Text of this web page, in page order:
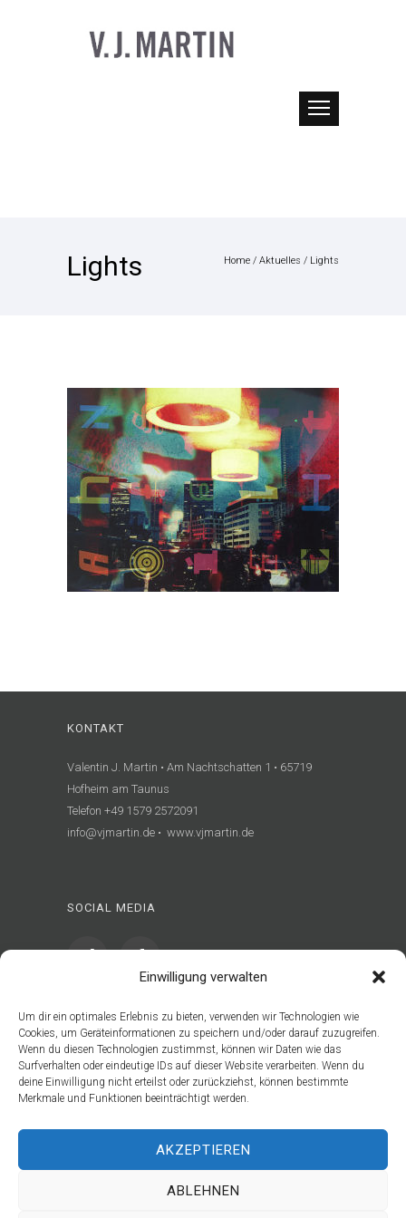
Einwilligung verwalten
Um dir ein optimales Erlebnis zu bieten, verwenden wir Technologien wie
Cookies, um Geräteinformationen zu speichern und/oder darauf zuzugreifen.
Wenn du diesen Technologien zustimmst, können wir Daten wie das
Surfverhalten oder eindeutige IDs auf dieser Website verarbeiten. Wenn du
deine Einwilligung nicht erteilst oder zurückziehst, können bestimmte
Merkmale und Funktionen beeinträchtigt werden.
AKZEPTIEREN
ABLEHNEN
Lights Home / Aktuelles / Lights
KONTAKT
Valentin J. Martin • Am Nachtschatten 1 • 65719
Hofheim am Taunus
Telefon +49 1579 2572091
info@vjmartin.de • www.vjmartin.de
SOCIAL MEDIA
Copyright 2026 • Valentin J. Martin